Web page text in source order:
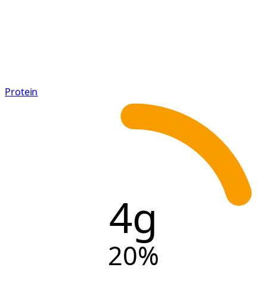
Protein
4g
20%